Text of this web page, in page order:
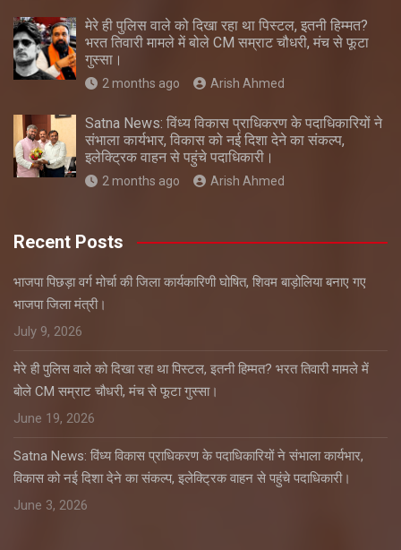
मेरे ही पुलिस वाले को दिखा रहा था पिस्टल, इतनी हिम्मत?
भरत तिवारी मामले में बोले CM सम्राट चौधरी, मंच से फूटा
गुस्सा।
2 months ago Arish Ahmed
Satna News: विंध्य विकास प्राधिकरण के पदाधिकारियों ने
संभाला कार्यभार, विकास को नई दिशा देने का संकल्प,
इलेक्ट्रिक वाहन से पहुंचे पदाधिकारी।
2 months ago Arish Ahmed
Recent Posts
भाजपा पिछड़ा वर्ग मोर्चा की जिला कार्यकारिणी घोषित, शिवम बाड़ोलिया बनाए गए
भाजपा जिला मंत्री।
July 9, 2026
मेरे ही पुलिस वाले को दिखा रहा था पिस्टल, इतनी हिम्मत? भरत तिवारी मामले में
बोले CM सम्राट चौधरी, मंच से फूटा गुस्सा।
June 19, 2026
Satna News: विंध्य विकास प्राधिकरण के पदाधिकारियों ने संभाला कार्यभार,
विकास को नई दिशा देने का संकल्प, इलेक्ट्रिक वाहन से पहुंचे पदाधिकारी।
June 3, 2026